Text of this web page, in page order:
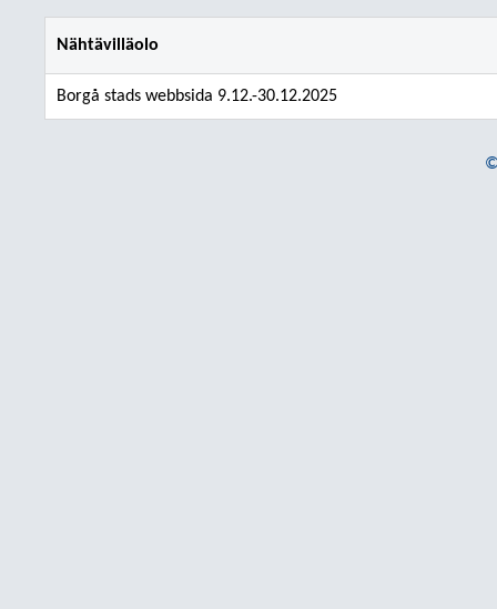
Nähtävilläolo
Borgå stads webbsida 9.12.-30.12.2025